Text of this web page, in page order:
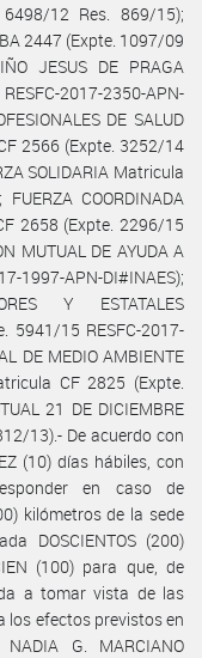
12 Res. 869/15);
2447 (Expte. 1097/09
JESUS DE PRAGA
2017-2350-APN-
DE SALUD
2566 (Expte. 3252/14
SOLIDARIA Matricula
COORDINADA
2658 (Expte. 2296/15
MUTUAL DE AYUDA A
1997-APN-DI#INAES);
Y ESTATALES
5941/15 RESFC-2017-
DE MEDIO AMBIENTE
CF 2825 (Expte.
21 DE DICIEMBRE
13).- De acuerdo con
(10) días hábiles, con
en caso de
kilómetros de la sede
DOSCIENTOS (200)
(100) para que, de
a tomar vista de las
los efectos previstos en
G. MARCIANO